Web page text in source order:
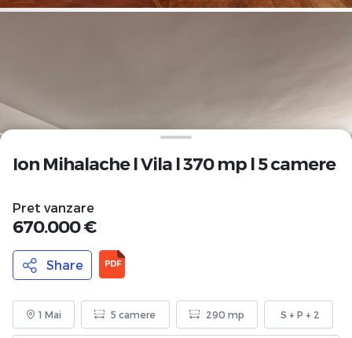
Ion Mihalache l Vila l 370 mp l 5 camere
Pret vanzare
670.000 €
Share PDF
1 Mai 5 camere 290 mp S + P + 2